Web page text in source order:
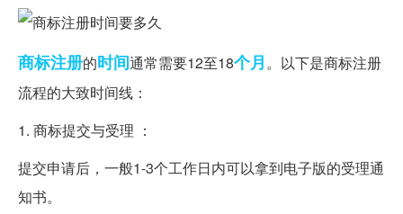
商标注册的时间通常需要12至18个月 。以下是商标注册
流程的大致时间线：
1. 商标提交与受理 ：
提交申请后，一般1-3个工作日内可以拿到电子版的受理通
知书。